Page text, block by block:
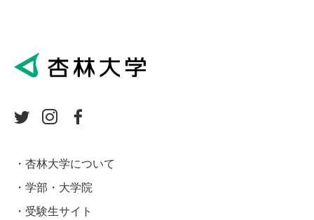
杏林大学について
学部・大学院
受験生サイト